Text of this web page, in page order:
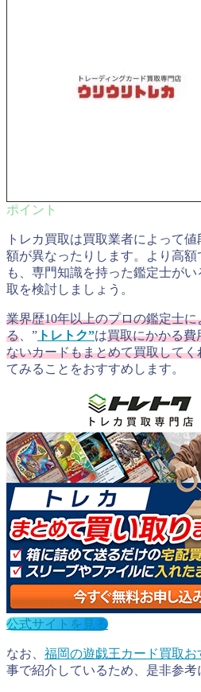
トレカ買取は買取業者によって
額が異なったりします。より高
も、専門知識を持った鑑定士が
取を検討しましょう。
業界歴10年以上のプロの鑑定士
る、” トレトク”は買取にかかる費
ないカードもまとめて買取してく
てみることをおすすめします。
公式サイトを見る
なお、 福岡の遊戯王カード買取お
事で紹介しているため、是非参考